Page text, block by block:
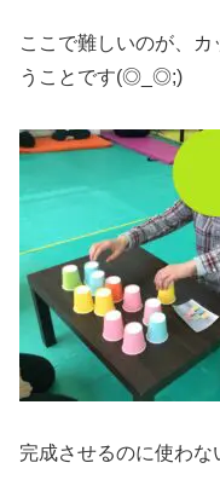
ここで難しいのが、
うことです(◎_◎;)
完成させるのに使わ